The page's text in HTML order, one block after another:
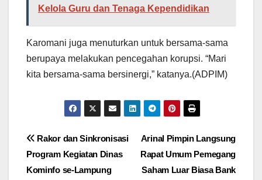
Kelola Guru dan Tenaga Kependidikan
Karomani juga menuturkan untuk bersama-sama
berupaya melakukan pencegahan korupsi. “Mari
kita bersama-sama bersinergi,” katanya.(ADPIM)
Navigasi
pos
Arinal Pimpin Langsung
Rapat Umum Pemegang
Saham Luar Biasa Bank
Rakor dan Sinkronisasi
Program Kegiatan Dinas
Kominfo se-Lampung